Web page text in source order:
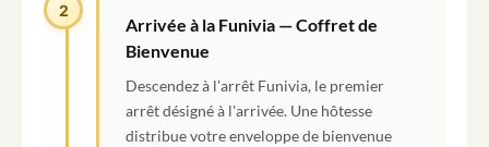
2
Arrivée à la Funivia — Coffret de
Bienvenue
Descendez à l'arrêt Funivia, le premier
arrêt désigné à l'arrivée. Une hôtesse
distribue votre enveloppe de bienvenue